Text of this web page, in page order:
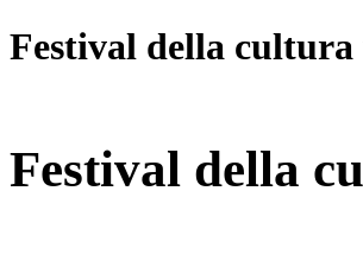
Festival della cultura
Festival della